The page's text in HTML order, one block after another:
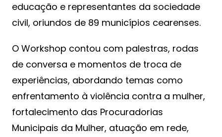
educação e representantes da sociedade
civil, oriundos de 89 municípios cearenses.
O Workshop contou com palestras, rodas
de conversa e momentos de troca de
experiências, abordando temas como
enfrentamento à violência contra a mulher,
fortalecimento das Procuradorias
Municipais da Mulher, atuação em rede,